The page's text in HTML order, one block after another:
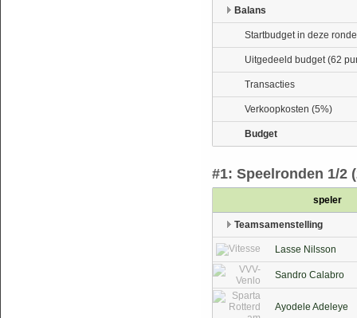
Balans
Startbudget in deze ronde
Uitgedeeld budget (62
Transacties
Verkoopkosten (5%)
Budget
#1: Speelronden 1/2
speler
Teamsamenstelling
Lasse Nilsson
Sandro Calabro
Ayodele Adeleye